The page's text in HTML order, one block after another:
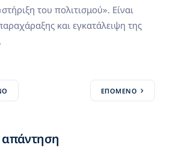
του πολιτισμού». Είναι
και εγκατάλειψη της
ΕΠΌΜΕΝΟ